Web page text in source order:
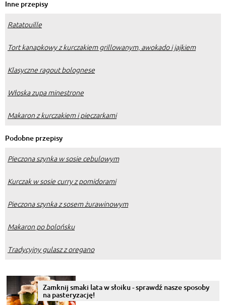
Inne przepisy
Ratatouille
Tort kanapkowy z kurczakiem grillowanym, awokado i jajkiem
Klasyczne ragout bolognese
Włoska zupa minestrone
Makaron z kurczakiem i pieczarkami
Podobne przepisy
Pieczona szynka w sosie cebulowym
Kurczak w sosie curry z pomidorami
Pieczona szynka z sosem żurawinowym
Makaron po bolońsku
Tradycyjny gulasz z oregano
Zamknij smaki lata w słoiku - sprawdź nasze sposoby
na pasteryzację!